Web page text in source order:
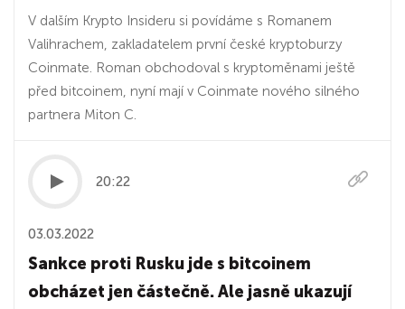
V dalším Krypto Insideru si povídáme s Romanem
Valihrachem, zakladatelem první české kryptoburzy
Coinmate. Roman obchodoval s kryptoměnami ještě
před bitcoinem, nyní mají v Coinmate nového silného
partnera Miton C.
20:22
03.03.2022
Sankce proti Rusku jde s bitcoinem
obcházet jen částečně. Ale jasně ukazují